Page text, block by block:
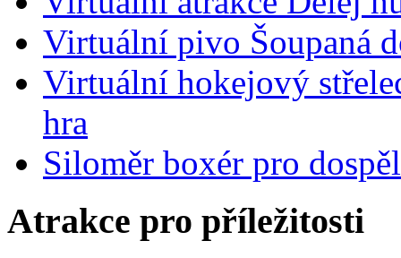
Virtuální pivo Šoupaná
Virtuální hokejový
hra
Siloměr boxér pro
Atrakce pro příležitosti